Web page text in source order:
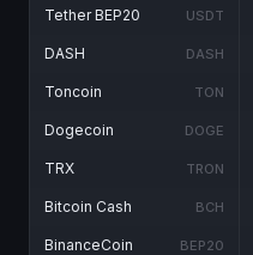
Tether BEP20 USDT
DASH DASH
Toncoin TON
Dogecoin DOGE
TRX TRON
Bitcoin Cash BCH
BinanceCoin BEP20